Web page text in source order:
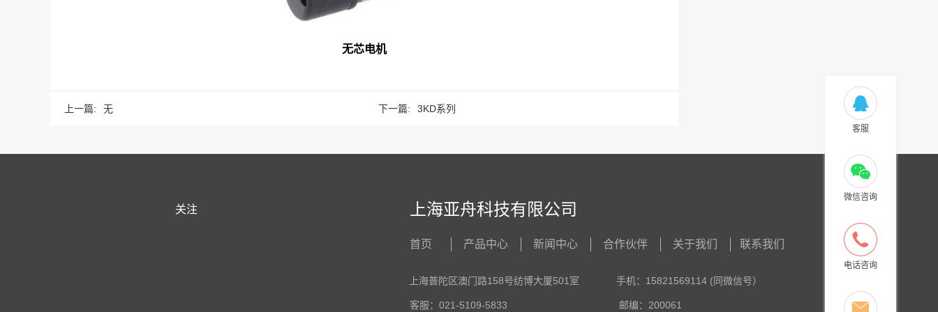
无芯电机
上一篇: 无 下一篇: 3KD系列
关注 上海亚舟科技有限公司
首页 产品中心 新闻中心 合作伙伴 关于我们 联系我们
上海普陀区澳门路158号纺博大厦501室
客服：021-5109-5833
手机：15821569114 (同微信号）
邮编：200061
客服
微信咨询
电话咨询